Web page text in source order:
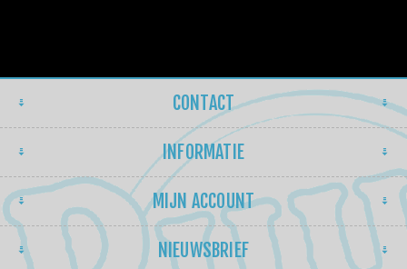
CONTACT
INFORMATIE
MIJN ACCOUNT
NIEUWSBRIEF